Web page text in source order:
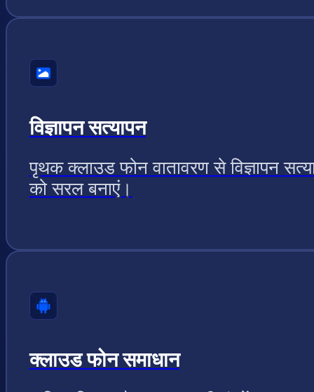
विज्ञापन सत्यापन
पृथक क्लाउड फोन वातावरण से विज्ञापन
को सरल बनाएं।
क्लाउड फोन समाधान